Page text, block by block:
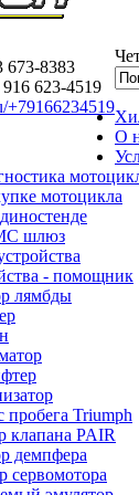
673-8383
623-4519
+79166234519
О
мотоцикла
шлюз
- помощник
лямбды
пробега Triumph
клапана PAIR
демпфера
сервомотора